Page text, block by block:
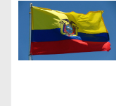
e
n